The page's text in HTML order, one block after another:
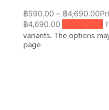
฿590.00 – ฿4,690.00
฿4,690.00
variants. The options
page